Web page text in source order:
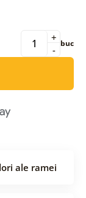
-
+ buc
ale ramei